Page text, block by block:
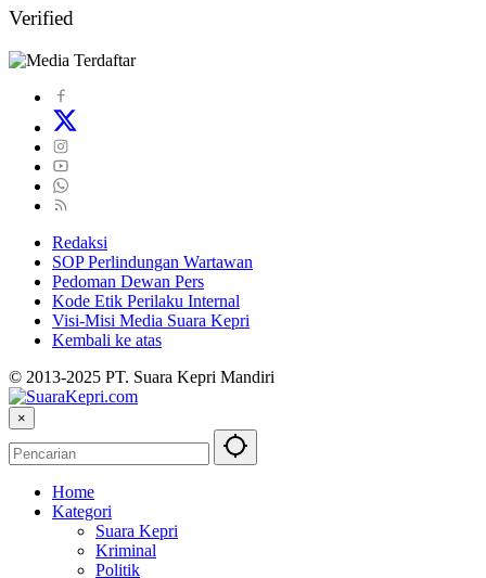
Verified
Redaksi
SOP Perlindungan Wartawan
Pedoman Dewan Pers
Kode Etik Perilaku Internal
Visi-Misi Media Suara Kepri
Kembali ke atas
© 2013-2025 PT. Suara Kepri Mandiri
×
Home
Kategori
Suara Kepri
Kriminal
Politik